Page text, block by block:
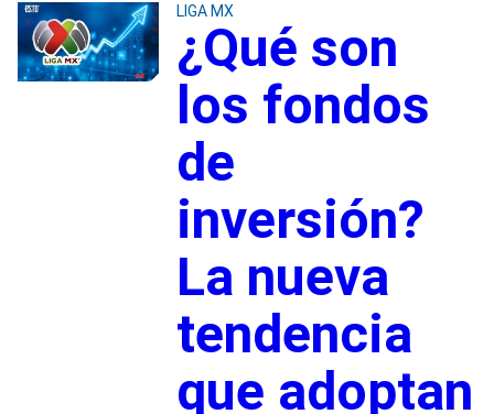
LIGA MX
¿Qué son
los fondos
de
inversión?
La nueva
tendencia
que adoptan